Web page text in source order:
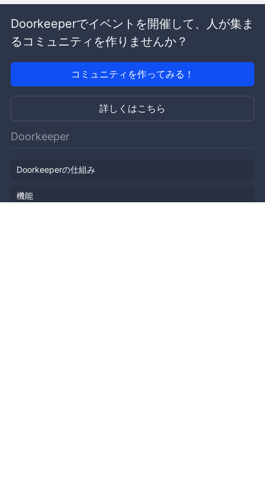
Doorkeeperでイベントを開催して、人が集ま
るコミュニティを作りませんか？
コミュニティを作ってみる！
詳しくはこちら
Doorkeeper
Doorkeeperの仕組み
機能